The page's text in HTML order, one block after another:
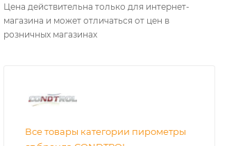
Цена действительна только для интернет-
магазина и может отличаться от цен в
розничных магазинах
Все товары категории пирометры